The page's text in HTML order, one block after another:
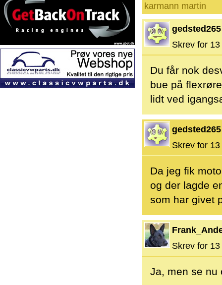
karmann martin
gedsted265
Skrev for
Du får nok
bue på
lidt ved
gedsted265
Skrev for
Da jeg fik
og der lagde
som har givet
Skrev for
Ja, men se nu